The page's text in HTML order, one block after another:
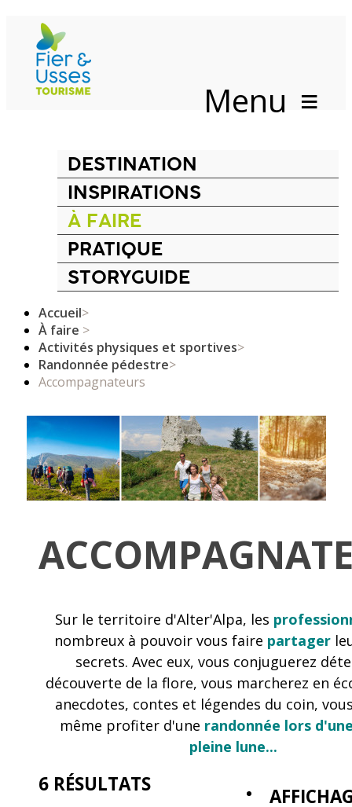
Menu
DESTINATION
INSPIRATIONS
À FAIRE
PRATIQUE
STORYGUIDE
Accueil>
À faire >
Activités physiques et sportives>
Randonnée pédestre>
Accompagnateurs
Sur le territoire d'Alter'Alpa, les
nombreux à pouvoir vous faire partager
secrets. Avec eux, vous conjuguerez
découverte de la flore, vous marcherez en
anecdotes, contes et légendes du coin,
même profiter d'une randonnée lors
pleine lune...
6 RÉSULTATS